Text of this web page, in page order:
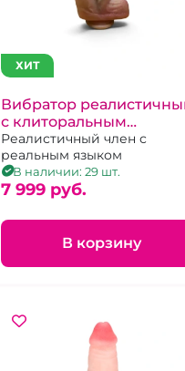
ХИТ
Вибратор
с клиторальным
стимулятором длинным
язычком
Реалистичный член с
реальным языком
В наличии: 29 шт.
7 999 pуб.
В корзину